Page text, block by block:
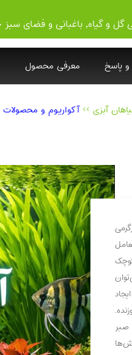
گل و گیاه, باغبانی و فضای
پاسخ معرفی محصول
آبزی >> آکواریوم و محصولات
صبر